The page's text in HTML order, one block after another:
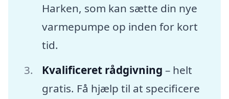
Harken, som kan sætte din nye
varmepumpe op inden for kort
tid.
Kvalificeret rådgivning – helt
gratis. Få hjælp til at specificere